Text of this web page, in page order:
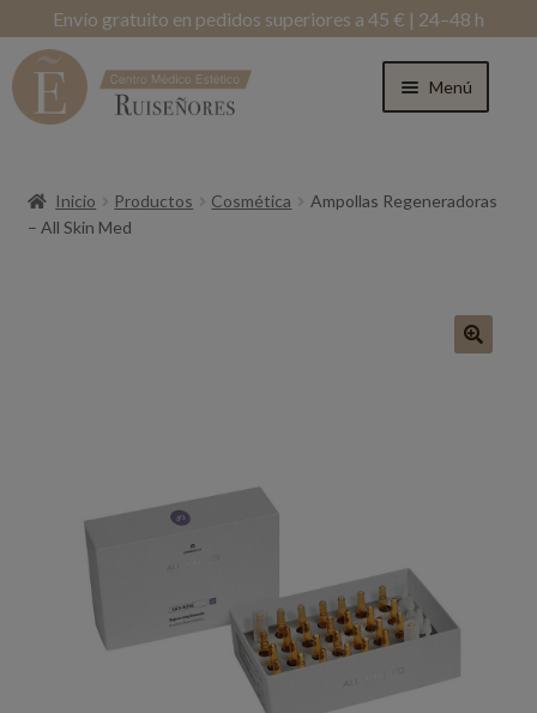
Envío gratuito en pedidos superiores a 45 € | 24–48 h
Menú
Inicio Productos Cosmética
Ampollas Regeneradoras
– All Skin Med